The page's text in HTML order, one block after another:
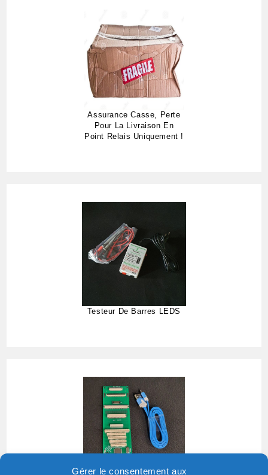
Gérer le consentement aux
Assurance Casse, Perte
Pour La Livraison En
Point Relais Uniquement !
Testeur De Barres LEDS